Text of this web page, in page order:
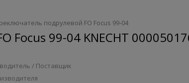
подрулевой FO Focus 99-04
Focus 99-04 KNECHT
/ Поставщик